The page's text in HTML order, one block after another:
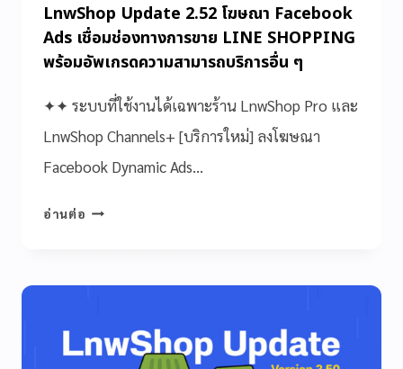
LnwShop Update 2.52 โฆษณา Facebook
Ads เชื่อมช่องทางการขาย LINE SHOPPING
พร้อมอัพเกรดความสามารถบริการอื่น ๆ
✦✦ ระบบที่ใช้งานได้เฉพาะร้าน LnwShop Pro และ
LnwShop Channels+ [บริการใหม่] ลงโฆษณา
Facebook Dynamic Ads…
อ่านต่อ